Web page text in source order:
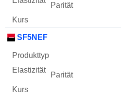
SF5NEF